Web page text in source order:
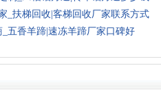
_扶梯回收|客梯回收厂家联系方式
五香羊蹄|速冻羊蹄厂家口碑好